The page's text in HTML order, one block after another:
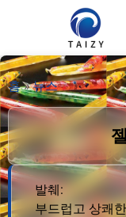
홈»뉴스
발췌:
부드럽고 상쾌